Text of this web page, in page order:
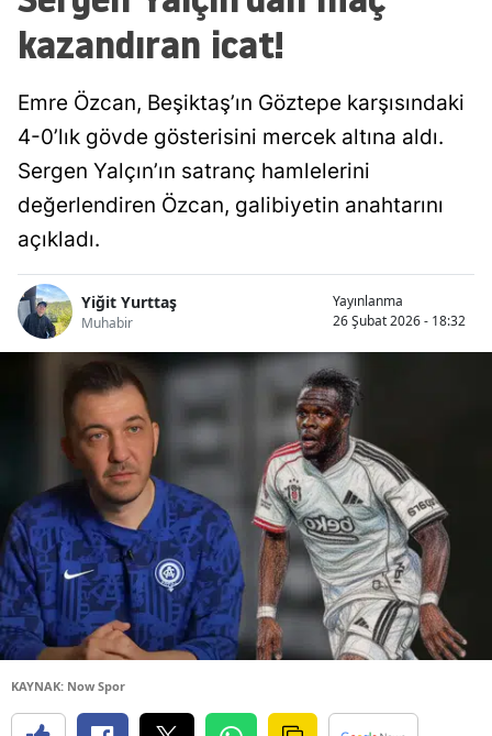
kazandıran icat!
Emre Özcan, Beşiktaş’ın Göztepe karşısındaki
4-0’lık gövde gösterisini mercek altına aldı.
Sergen Yalçın’ın satranç hamlelerini
değerlendiren Özcan, galibiyetin anahtarını
açıkladı.
Yiğit Yurttaş
Muhabir
Yayınlanma
26 Şubat 2026 - 18:32
KAYNAK: Now Spor